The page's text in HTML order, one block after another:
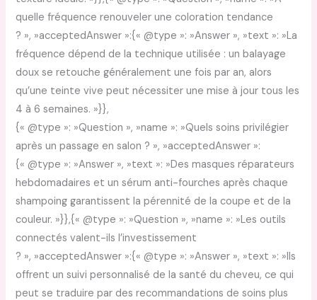
quelle fréquence renouveler une coloration tendance
? », »acceptedAnswer »:{« @type »: »Answer », »text »: »La
fréquence dépend de la technique utilisée : un balayage
doux se retouche généralement une fois par an, alors
qu’une teinte vive peut nécessiter une mise à jour tous les
4 à 6 semaines. »}},
{« @type »: »Question », »name »: »Quels soins privilégier
après un passage en salon ? », »acceptedAnswer »:
{« @type »: »Answer », »text »: »Des masques réparateurs
hebdomadaires et un sérum anti-fourches après chaque
shampoing garantissent la pérennité de la coupe et de la
couleur. »}},{« @type »: »Question », »name »: »Les outils
connectés valent-ils l’investissement
? », »acceptedAnswer »:{« @type »: »Answer », »text »: »Ils
offrent un suivi personnalisé de la santé du cheveu, ce qui
peut se traduire par des recommandations de soins plus